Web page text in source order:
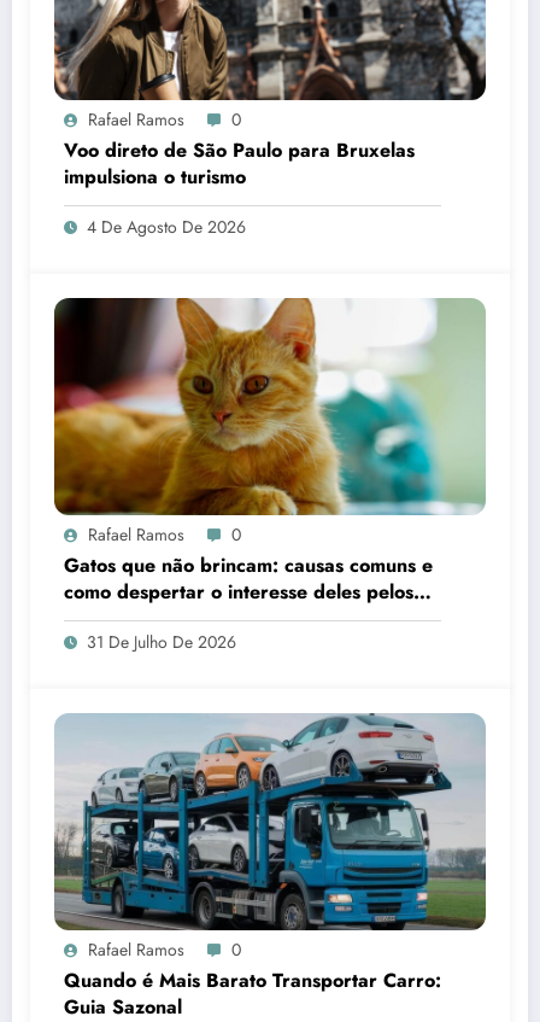
Rafael Ramos 0
Voo direto de São Paulo para Bruxelas
impulsiona o turismo
4 De Agosto De 2026
Rafael Ramos 0
Gatos que não brincam: causas comuns e
como despertar o interesse deles pelos
brinquedos
31 De Julho De 2026
Rafael Ramos 0
Quando é Mais Barato Transportar Carro:
Guia Sazonal